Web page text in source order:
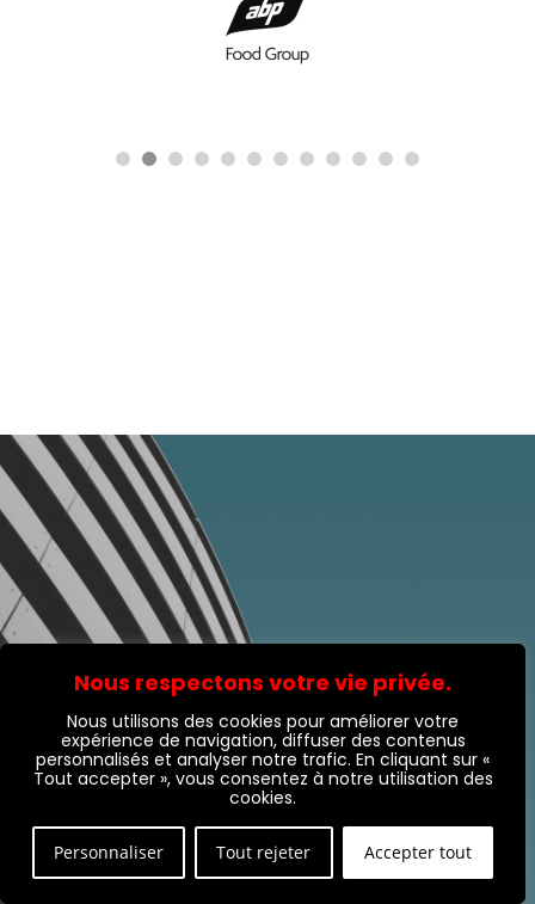
Nous respectons votre vie privée.
Nous utilisons des cookies pour améliorer votre
expérience de navigation, diffuser des contenus
personnalisés et analyser notre trafic. En cliquant sur «
Tout accepter », vous consentez à notre utilisation des
cookies.
Personnaliser Tout rejeter Accepter tout
UN BESOIN, UN PROJET ?
N'hésitez pas à nous contacter via le formulaire de